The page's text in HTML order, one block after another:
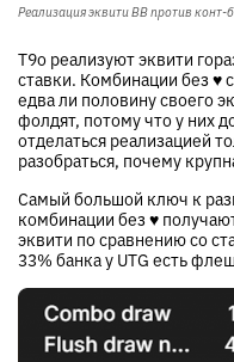
Реализация эквити BB против конт-
T9o реализуют эквити
ставки. Комбинации без ♥
едва ли половину своего
фолдят, потому что у них
отделаться реализацией
разобраться, почему
Самый большой ключ к
комбинации без♥
эквити по сравнению со
33% банка у UTG есть